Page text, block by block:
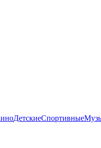
ДетскиеСпортивные